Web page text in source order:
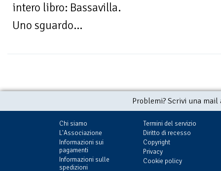
intero libro: Bassavilla.
Uno sguardo...
Problemi? Scrivi una
Chi siamo
L'Associazione
Informazioni sui
pagamenti
Informazioni sulle
spedizioni
Termini del servizio
Diritto di recesso
Copyright
Privacy
Cookie policy